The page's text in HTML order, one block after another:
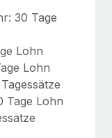
30 Tage
Lohn
Lohn
Tage Lohn